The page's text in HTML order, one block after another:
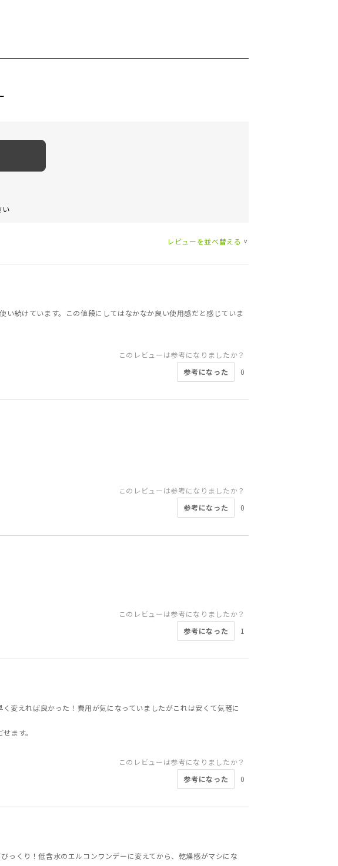
い
レビューを並べ替える >
続けています。この値段にしてはなかなか良い使用感だと感じていま
このレビューは参考になりましたか？
参考になった
0
このレビューは参考になりましたか？
参考になった
0
このレビューは参考になりましたか？
参考になった
1
変えれば良かった！費用が気になっていましたがこれは安くて気軽に
ます。
このレビューは参考になりましたか？
参考になった
0
っくり！低含水のエルコンワンデーに変えてから、乾燥感がマシにな